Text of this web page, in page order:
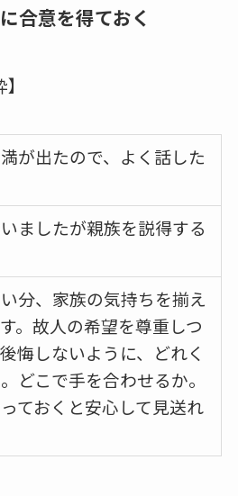
合意を得ておく
が出たので、よく話した
ましたが親族を説得する
分、家族の気持ちを揃え
。故人の希望を尊重しつ
悔しないように、どれく
どこで手を合わせるか。
ておくと安心して見送れ